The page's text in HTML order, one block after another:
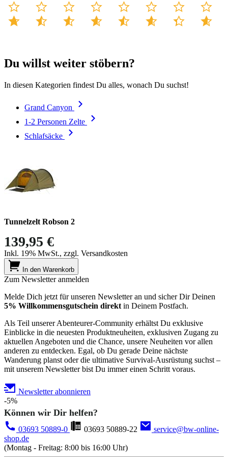
Du willst weiter stöbern?
In diesen Kategorien findest Du alles, wonach Du suchst!
Grand Canyon
1-2 Personen Zelte
Schlafsäcke
Tunnelzelt Robson 2
139,95 €
Inkl. 19% MwSt., zzgl. Versandkosten
In den Warenkorb
Zum Newsletter anmelden
Melde Dich jetzt für unseren Newsletter an und sicher Dir Deinen
5% Willkommensgutschein direkt in Deinem Postfach.
Als Teil unserer Abenteurer-Community erhältst Du exklusive
Einblicke in die neuesten Produktneuheiten, exklusiven Zugang zu
aktuellen Angeboten und die Chance, unsere Neuheiten vor allen
anderen zu entdecken. Egal, ob Du gerade Deine nächste
Wanderung planst oder die ultimative Survival-Ausrüstung suchst –
mit unserem Newsletter bist Du immer einen Schritt voraus.
Newsletter abonnieren
-5%
Können wir Dir helfen?
03693 50889-0 03693 50889-22
service@bw-online-
shop.de
(Montag - Freitag: 8:00 bis 16:00 Uhr)